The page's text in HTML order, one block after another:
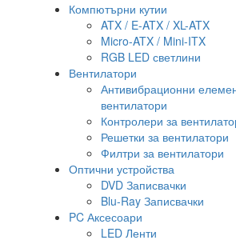
Компютърни кутии
ATX / E-ATX / XL-ATX
Micro-ATX / Mini-ITX
RGB LED светлини
Вентилатори
Антивибрационни
вентилатори
Контролери за
Решетки за вентилатори
Филтри за вентилатори
Оптични устройства
DVD Записвачки
Blu-Ray Записвачки
PC Аксесоари
LED Ленти